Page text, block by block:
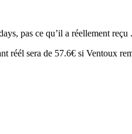
pas ce qu’il a réellement reçu
réél sera de 57.6€ si Ventoux